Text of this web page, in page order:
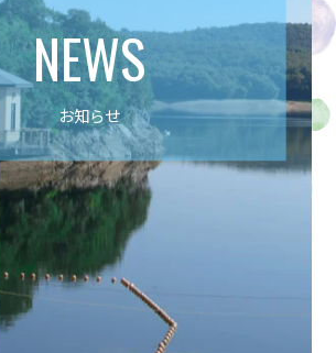
NEWS
お知らせ